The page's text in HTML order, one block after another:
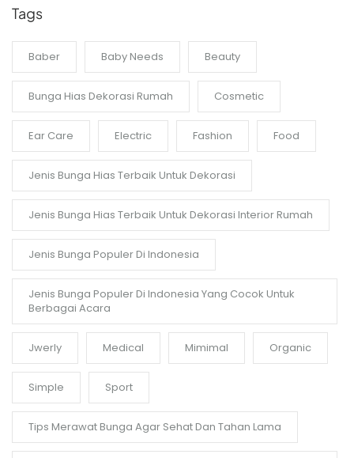
Tags
Baber Baby Needs Beauty
Bunga Hias Dekorasi Rumah Cosmetic
Ear Care Electric Fashion Food
Jenis Bunga Hias Terbaik Untuk Dekorasi
Jenis Bunga Hias Terbaik Untuk Dekorasi Interior Rumah
Jenis Bunga Populer Di Indonesia
Jenis Bunga Populer Di Indonesia Yang Cocok Untuk
Berbagai Acara
Jwerly Medical Mimimal Organic
Simple Sport
Tips Merawat Bunga Agar Sehat Dan Tahan Lama